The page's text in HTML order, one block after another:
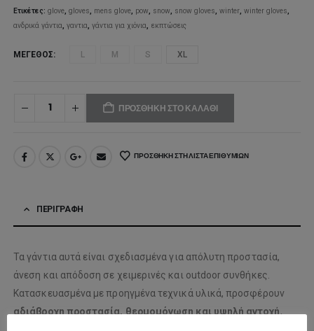
Ετικέτες:glove,gloves, mens glove, pow, snow, snow gloves,winter,winter gloves,
ανδρικά γάντια,γαντια,γάντια για χιόνια, εκπτώσεις
ΜΈΓΕΘΟΣ L M S XL
ΠΡΟΣΘΉΚΗ ΣΤΟ ΚΑΛΆΘΙ
ΠΡΟΣΘΉΚΗ ΣΤΗ ΛΊΣΤΑ ΕΠΙΘΥΜΙΏΝ
ΠΕΡΙΓΡΑΦΉ
Τα γάντια αυτά είναι σχεδιασμένα για απόλυτη προστασία,
άνεση και απόδοση σε χειμερινές και outdoor συνθήκες.
Κατασκευασμένα με προηγμένα τεχνικά υλικά, προσφέρουν
αδιάβροχη προστασία, θερμομόνωση και υψηλή αντοχή,